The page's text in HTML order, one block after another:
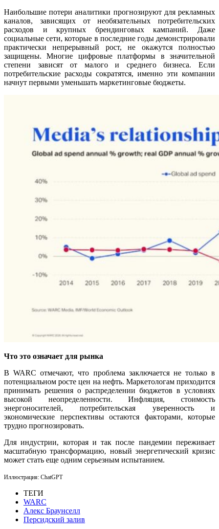
Наибольшие потери аналитики прогнозируют для рекламных
каналов, зависящих от необязательных потребительских
расходов и крупных брендинговых кампаний. Даже
социальные сети, которые в последние годы демонстрировали
практически непрерывный рост, не окажутся полностью
защищены. Многие цифровые платформы в значительной
степени зависят от малого и среднего бизнеса. Если
потребительские расходы сократятся, именно эти компании
начнут первыми уменьшать маркетинговые бюджеты.
Что это означает для рынка
В WARC отмечают, что проблема заключается не только в
потенциальном росте цен на нефть. Маркетологам приходится
принимать решения о распределении бюджетов в условиях
высокой неопределенности. Инфляция, стоимость
энергоносителей, потребительская уверенность и
экономические перспективы остаются факторами, которые
трудно прогнозировать.
Для индустрии, которая и так после пандемии переживает
масштабную трансформацию, новый энергетический кризис
может стать еще одним серьезным испытанием.
Иллюстрация: ChatGPT
ТЕГИ
WARC
Алекс Браунселл
Персидский залив